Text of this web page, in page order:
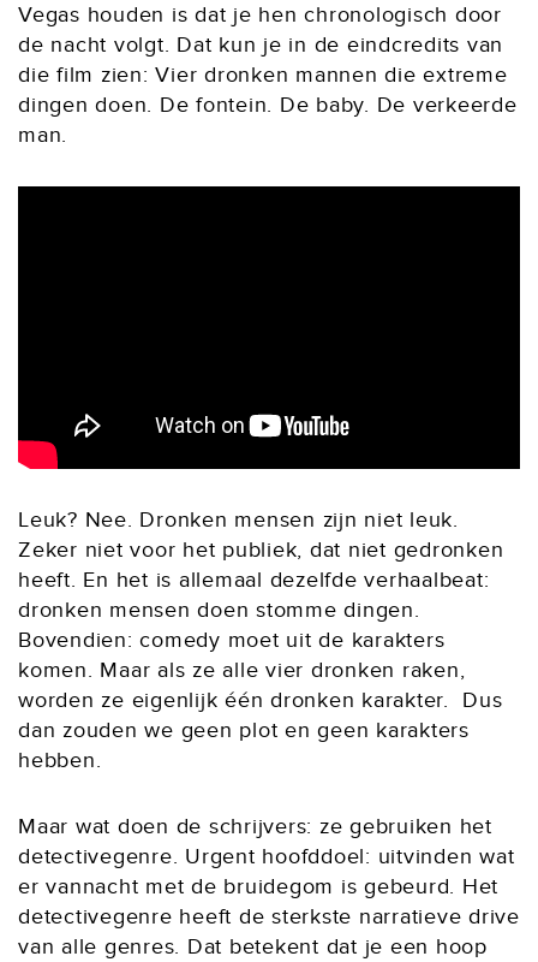
Vegas houden is dat je hen chronologisch door
de nacht volgt. Dat kun je in de eindcredits van
die film zien: Vier dronken mannen die extreme
dingen doen. De fontein. De baby. De verkeerde
man.
Leuk? Nee. Dronken mensen zijn niet leuk.
Zeker niet voor het publiek, dat niet gedronken
heeft. En het is allemaal dezelfde verhaalbeat:
dronken mensen doen stomme dingen.
Bovendien: comedy moet uit de karakters
komen. Maar als ze alle vier dronken raken,
worden ze eigenlijk één dronken karakter. Dus
dan zouden we geen plot en geen karakters
hebben.
Maar wat doen de schrijvers: ze gebruiken het
detectivegenre. Urgent hoofddoel: uitvinden wat
er vannacht met de bruidegom is gebeurd. Het
detectivegenre heeft de sterkste narratieve drive
van alle genres. Dat betekent dat je een hoop